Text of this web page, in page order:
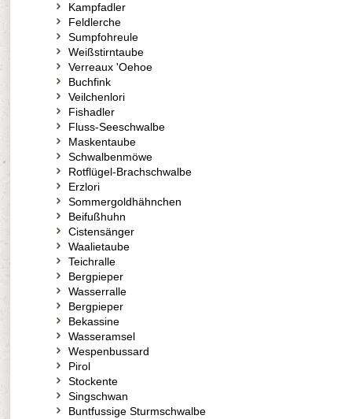
Kampfadler
Feldlerche
Sumpfohreule
Weißstirntaube
Verreaux 'Oehoe
Buchfink
Veilchenlori
Fishadler
Fluss-Seeschwalbe
Maskentaube
Schwalbenmöwe
Rotflügel-Brachschwalbe
Erzlori
Sommergoldhähnchen
Beifußhuhn
Cistensänger
Waalietaube
Teichralle
Bergpieper
Wasserralle
Bergpieper
Bekassine
Wasseramsel
Wespenbussard
Pirol
Stockente
Singschwan
Buntfussige Sturmschwalbe